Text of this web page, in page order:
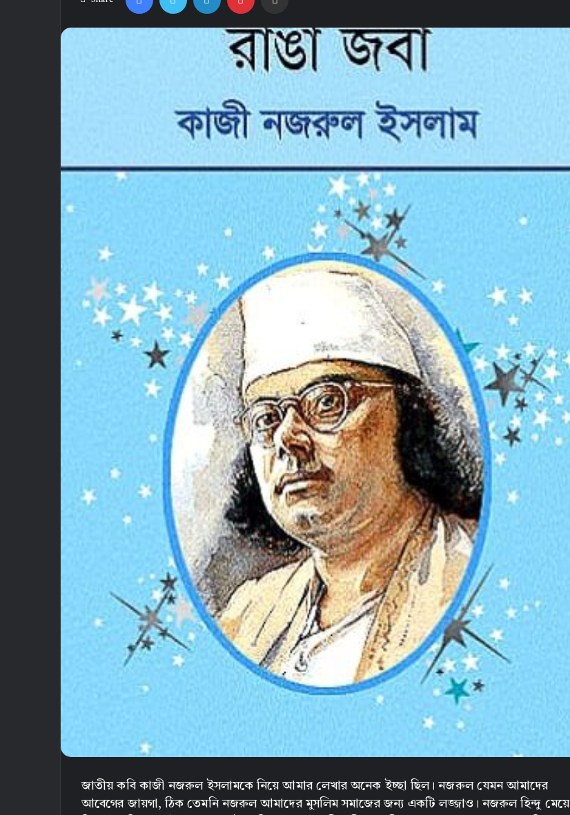
জাতীয় কবি কাজী নজরুল ইসলামকে নিয়ে আমার লেখার অনেক ইচ্ছা ছিল। নজরুল যেমন আমাদের
আবেগের জায়গা, ঠিক তেমনি নজরুল আমাদের মুসলিম সমাজের জন্য একটি লজ্জাও। নজরুল হিন্দু মেয়ে